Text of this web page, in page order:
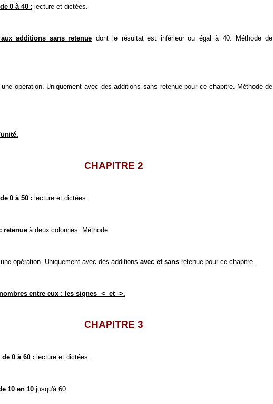
0 à 40 : lecture et dictées.
additions sans retenue dont le résultat est inférieur ou égal à 40. Méthode de
opération. Uniquement avec des additions sans retenue pour ce chapitre. Méthode de
CHAPITRE 2
0 à 50 : lecture et dictées.
retenue à deux colonnes. Méthode.
opération. Uniquement avec des additions avec et sans retenue pour ce chapitre.
entre eux : les signes < et >.
CHAPITRE 3
0 à 60 : lecture et dictées.
10 en 10 jusqu'à 60.